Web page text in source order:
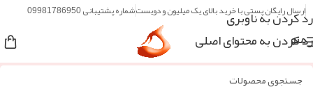
رد کردن به ناوبری
رد کردن به محتوای اصلی
ارسال رایگان پستی با خرید بالای یک میلیون و دویستشماره پشتیبانی 09981786950
منو